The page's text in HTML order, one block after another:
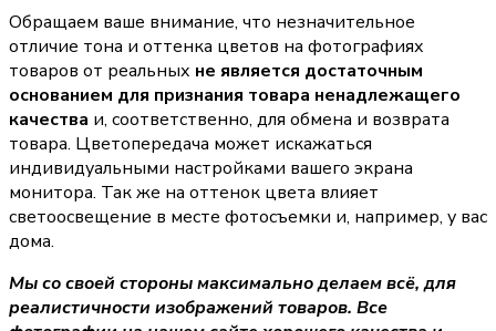
Обращаем ваше внимание, что незначительное
отличие тона и оттенка цветов на фотографиях
товаров от реальных не является достаточным
основанием для признания товара ненадлежащего
качества и, соответственно, для обмена и возврата
товара. Цветопередача может искажаться
индивидуальными настройками вашего экрана
монитора. Так же на оттенок цвета влияет
светоосвещение в месте фотосъемки и, например, у вас
дома.
Мы со своей стороны максимально делаем всё, для
реалистичности изображений товаров. Все